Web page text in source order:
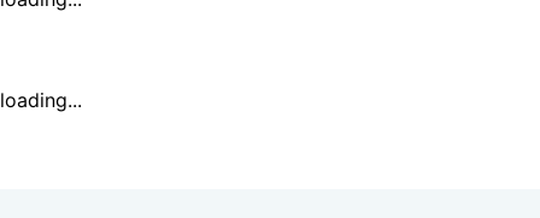
loading...